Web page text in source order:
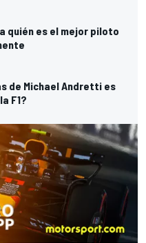
quién es el mejor piloto
de Michael Andretti es
F1?